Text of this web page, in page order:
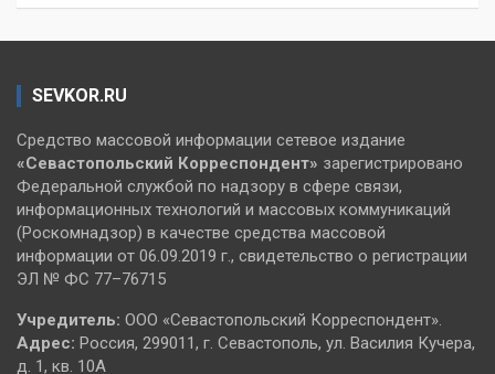
SEVKOR.RU
Средство массовой информации сетевое издание
«Севастопольский Корреспондент» зарегистрировано
Федеральной службой по надзору в сфере связи,
информационных технологий и массовых коммуникаций
(Роскомнадзор) в качестве средства массовой
информации от 06.09.2019 г., свидетельство о регистрации
ЭЛ № ФС 77–76715
Учредитель: ООО «Севастопольский Корреспондент».
Адрес: Россия, 299011, г. Севастополь, ул. Василия Кучера,
д. 1, кв. 10А